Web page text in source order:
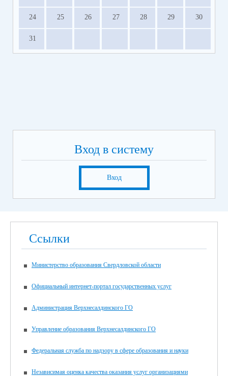
24 25 26 27 28 29 30
31
Вход в систему
Вход
Ссылки
Министерство образования Свердловской области
Официальный интернет-портал государственных услуг
Администрация Верхнесалдинского ГО
Управление образования Верхнесалдинского ГО
Федеральная служба по надзору в сфере образования и науки
Независимая оценка качества оказания услуг организациями